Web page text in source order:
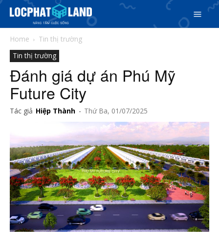
Search
Search
5/5(19 Reviews)
Phiên bản cập nhật V3
& tìm kiếm nhanh chóng hơn
Trang chủ
Dự án
Home
Tin thị trường
Tin thị trường
Đánh giá dự án Phú Mỹ
Future City
Tác giả Hiệp Thành - Thứ Ba, 01/07/2025